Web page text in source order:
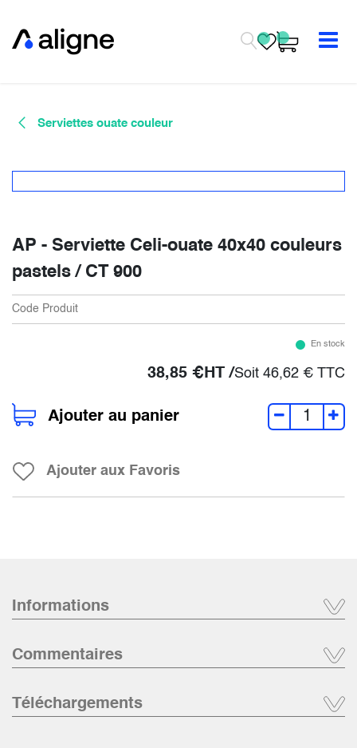
Serviettes ouate couleur
AP - Serviette Celi-ouate 40x40 couleurs
pastels / CT 900
Code Produit
En stock
38,85 €HT /Soit 46,62 € TTC
Ajouter au panier
Ajouter aux Favoris
Informations
Commentaires
Téléchargements